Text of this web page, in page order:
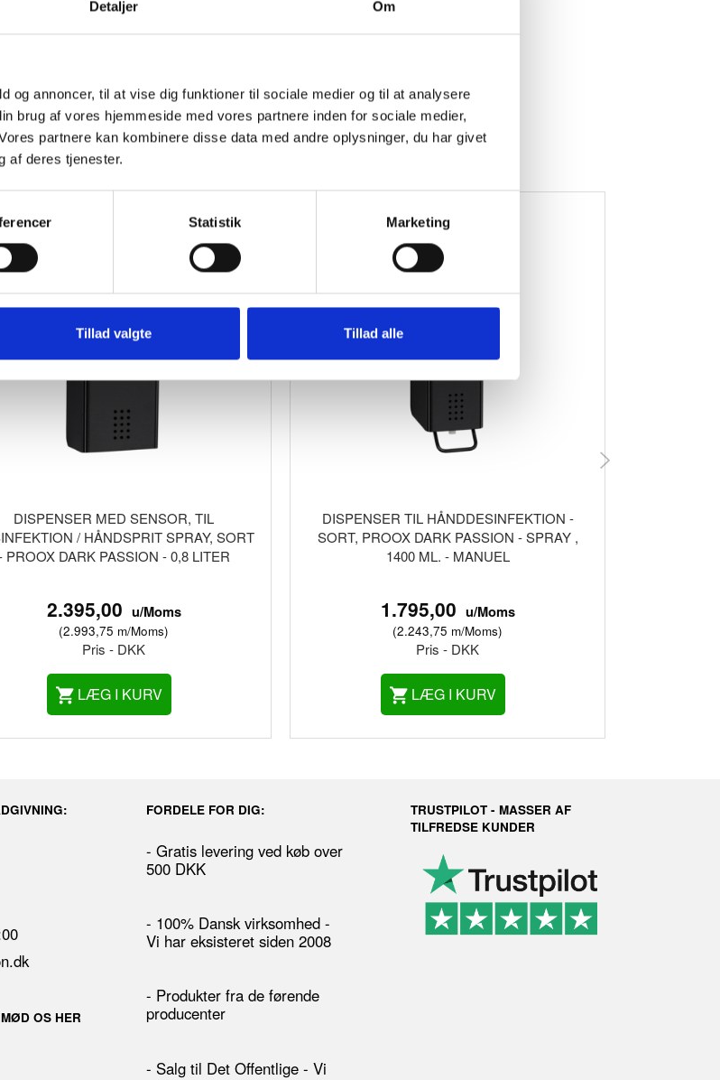
Detaljer Om
og annoncer, til at vise dig funktioner til sociale medier og til at analysere
brug af vores hjemmeside med vores partnere inden for sociale medier,
partnere kan kombinere disse data med andre oplysninger, du har givet
af deres tjenester.
Statistik Marketing
Tillad valgte Tillad alle
DISPENSER MED SENSOR, TIL
/ HÅNDSPRIT SPRAY, SORT
PROOX DARK PASSION - 0,8 LITER
2.395,00 u/Moms
(2.993,75 m/Moms)
Pris - DKK
LÆG I KURV
DISPENSER TIL HÅNDDESINFEKTION -
SORT, PROOX DARK PASSION - SPRAY ,
1400 ML. - MANUEL
1.795,00 u/Moms
(2.243,75 m/Moms)
Pris - DKK
LÆG I KURV
OS HER
FORDELE FOR DIG:
- Gratis levering ved køb over
500 DKK
- 100% Dansk virksomhed -
Vi har eksisteret siden 2008
- Produkter fra de førende
producenter
- Salg til Det Offentlige - Vi
TRUSTPILOT - MASSER AF
TILFREDSE KUNDER